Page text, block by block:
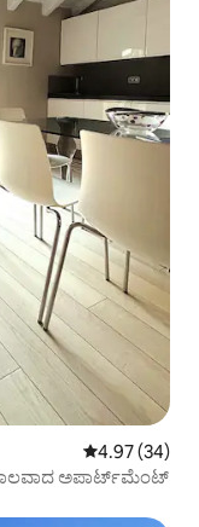
5 ರಲ್ಲಿ 4.97
4.97 (34)
ಅಪಾರ್ಟ್‌ಮೆಂಟ್